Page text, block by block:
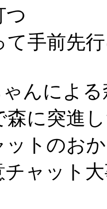
つ
て手前先
んによ
森に突進
ットのお
ャット